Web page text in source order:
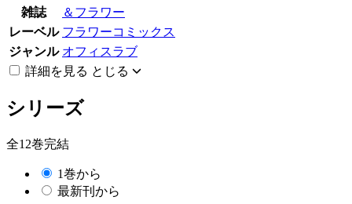
雑誌
＆フラワー
レーベル フラワーコミックス
ジャンル オフィスラブ
詳細を見る とじる
シリーズ
全12巻完結
1巻から
最新刊から